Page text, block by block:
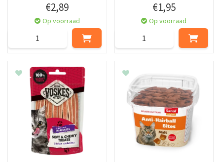
€2,89
Op voorraad
€1,95
Op voorraad